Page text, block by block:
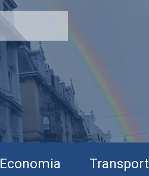
Economia Transport